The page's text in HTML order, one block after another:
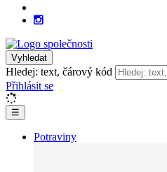
Vyhledat
Hledej: text, čárový kód
Přihlásit se
☰
Potraviny